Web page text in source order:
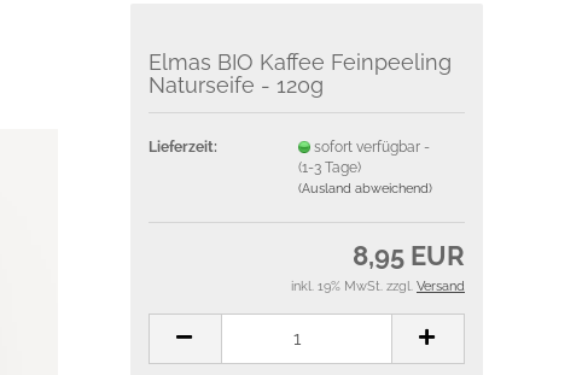
Elmas BIO Kaffee Feinpeeling
Naturseife - 120g
Lieferzeit:
sofort verfügbar -
(1-3 Tage)
(Ausland abweichend)
8,95 EUR
inkl. 19% MwSt. zzgl. Versand